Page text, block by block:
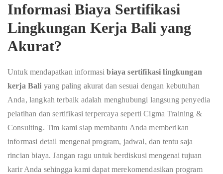
Informasi Biaya Sertifikasi
Lingkungan Kerja Bali yang
Akurat?
Untuk mendapatkan informasibiaya sertifikasi lingkungan
kerja Bali yang paling akurat dan sesuai dengan kebutuhan
Anda, langkah terbaik adalah menghubungi langsung penyedia
pelatihan dan sertifikasi terpercaya seperti Cigma Training &
Consulting. Tim kami siap membantu Anda memberikan
informasi detail mengenai program, jadwal, dan tentu saja
rincian biaya. Jangan ragu untuk berdiskusi mengenai tujuan
karir Anda sehingga kami dapat merekomendasikan program